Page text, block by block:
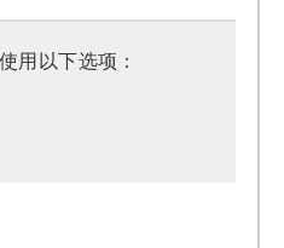
用以下选项：